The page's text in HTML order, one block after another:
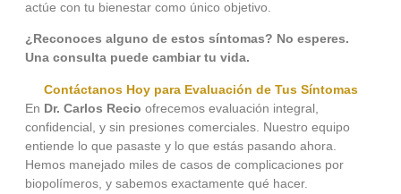
actúe con tu bienestar como único objetivo.
¿Reconoces alguno de estos síntomas? No esperes.
Una consulta puede cambiar tu vida.
Contáctanos Hoy para Evaluación de Tus Síntomas
En Dr. Carlos Recio ofrecemos evaluación integral,
confidencial, y sin presiones comerciales. Nuestro equipo
entiende lo que pasaste y lo que estás pasando ahora.
Hemos manejado miles de casos de complicaciones por
biopolímeros, y sabemos exactamente qué hacer.